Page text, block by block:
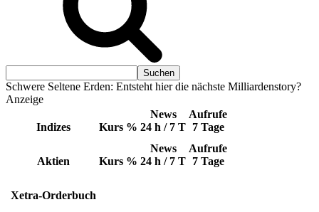
Schwere Seltene Erden: Entsteht hier die nächste Milliardenstory?
Anzeige
Indizes Kurs %
News
24 h / 7 T
Aufrufe
7 Tage
Aktien Kurs %
News
24 h / 7 T
Aufrufe
7 Tage
Xetra-Orderbuch